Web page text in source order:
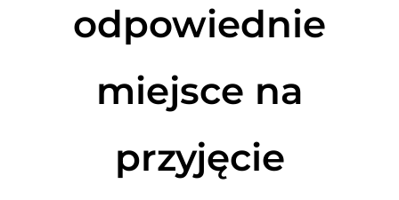
odpowiednie
miejsce na
przyjęcie